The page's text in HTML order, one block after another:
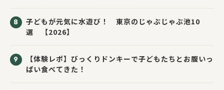
子どもが元気に水遊び！ 東京のじゃぶじゃぶ池10
選 【2026】
【体験レポ】びっくりドンキーで子どもたちとお腹いっ
ぱい食べてきた！